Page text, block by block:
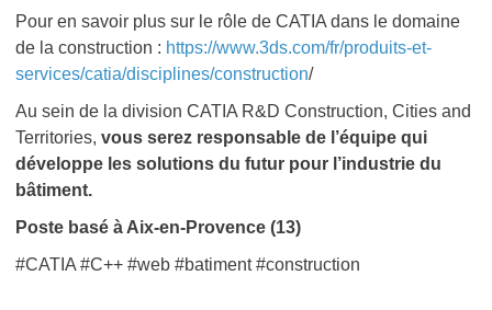
Pour en savoir plus sur le rôle de CATIA dans le domaine
de la construction : https://www.3ds.com/fr/produits-et-
services/catia/disciplines/construction/
Au sein de la division CATIA R&D Construction, Cities and
Territories, vous serez responsable de l’équipe qui
développe les solutions du futur pour l’industrie du
bâtiment.
Poste basé à Aix-en-Provence (13)
#CATIA #C++ #web #batiment #construction